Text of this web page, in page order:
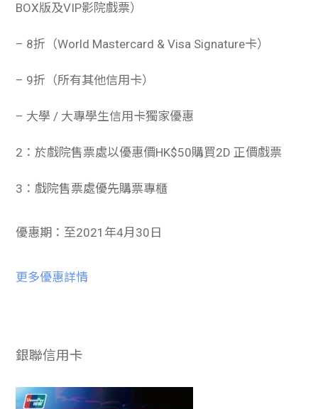
BOX版及VIP影院戲票）
– 8折（World Mastercard & Visa Signature卡）
– 9折（所有其他信用卡）
– 大學 / 大專學生信用卡獨家優惠
2：於戲院售票處以優惠價HK$50購買2D 正價戲票
3：戲院售票處優先購票專櫃
優惠期：至2021年4月30日
更多優惠詳情
銀聯信用卡